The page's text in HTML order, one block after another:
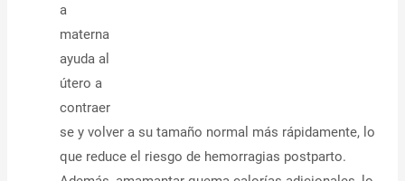
a
materna
ayuda al
útero a
contraer
se y volver a su tamaño normal más rápidamente, lo
que reduce el riesgo de hemorragias postparto.